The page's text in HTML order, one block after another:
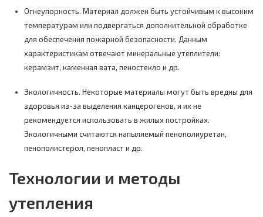
Огнеупорность. Материал должен быть устойчивым к высоким
температурам или подвергаться дополнительной обработке
для обеспечения пожарной безопасности. Данным
характеристикам отвечают минеральные утеплители:
керамзит, каменная вата, пеностекло и др.
Экологичность. Некоторые материалы могут быть вредны для
здоровья из-за выделения канцерогенов, и их не
рекомендуется использовать в жилых постройках.
Экологичными считаются напыляемый пенополиуретан,
пенополистерол, пенопласт и др.
Технологии и методы
утепления